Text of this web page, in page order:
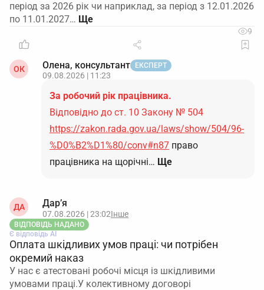
період за 2026 рік чи наприклад, за період з 12.01.2026
по 11.01.2027…
9
ОК Олена, консультант ЕКСПЕРТ
09.08.2026 | 11:23
За робочий рік працівника.
Відповідно до ст. 10 Закону № 504
https://zakon.rada.gov.ua/laws/show/504/96-
%D0%B2%D1%80/conv#n87 право
працівника на щорічні… Ще
ДА Дар’я
07.08.2026 | 23:02Інше
ВІДПОВІДЬ НАДАНО
Є відповідь АІ
Оплата шкідливих умов праці: чи потрібен
окремий наказ
У нас є атестовані робочі місця із шкідливими
умовами праці.У колективному договорі